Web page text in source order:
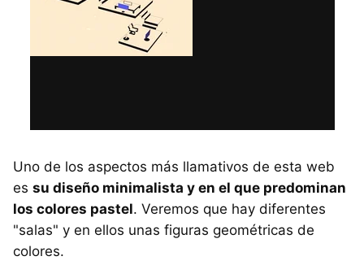
Uno de los aspectos más llamativos de esta web
es su diseño minimalista y en el que predominan
los colores pastel. Veremos que hay diferentes
"salas" y en ellos unas figuras geométricas de
colores.